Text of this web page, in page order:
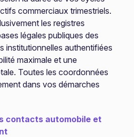
commerciaux trimestriels.
les registres
légales publiques des
institutionnelles authentifiées
maximale et une
Toutes les coordonnées
dans vos démarches
contacts automobile et